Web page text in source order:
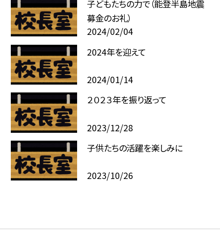
子どもたちの力で（能登半島地震
募金のお礼）
2024/02/04
2024年を迎えて
2024/01/14
２０２３年を振り返って
2023/12/28
子供たちの活躍を楽しみに
2023/10/26